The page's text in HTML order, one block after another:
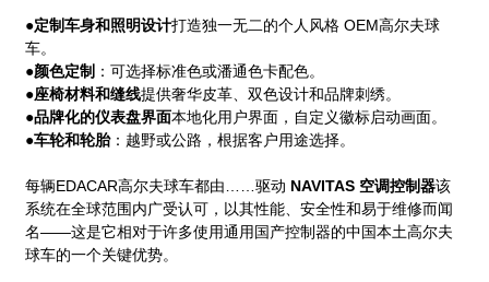
●定制车身和照明设计打造独一无二的个人风格 OEM高尔夫球
车。
●颜色定制 ：可选择标准色或潘通色卡配色。
●座椅材料和缝线提供奢华皮革、双色设计和品牌刺绣。
●品牌化的仪表盘界面本地化用户界面，自定义徽标启动画面。
●车轮和轮胎：越野或公路，根据客户用途选择。
每辆EDACAR高尔夫球车都由……驱动 NAVITAS 空调控制器该
系统在全球范围内广受认可，以其性能、安全性和易于维修而闻
名——这是它相对于许多使用通用国产控制器的中国本土高尔夫
球车的一个关键优势。